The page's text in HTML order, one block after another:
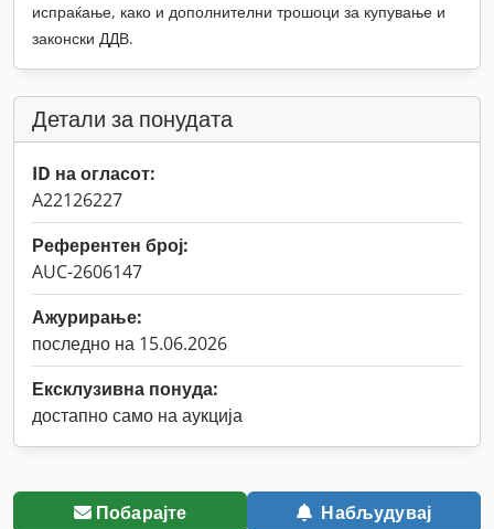
испраќање, како и дополнителни трошоци за купување и
законски ДДВ.
Детали за понудата
ID на огласот:
A22126227
Референтен број:
AUC-2606147
Ажурирање:
последно на 15.06.2026
Ексклузивна понуда:
достапно само на аукција
Побарајте Набљудувај